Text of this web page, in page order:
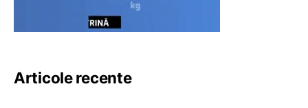
Articole recente